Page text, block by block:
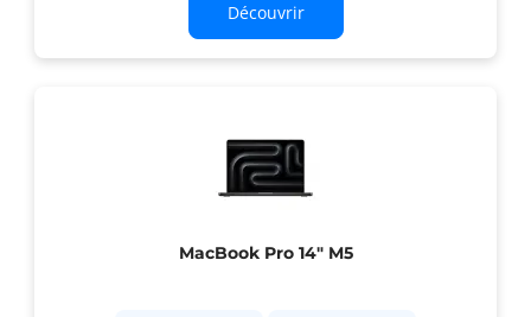
Découvrir
MacBook Pro 14" M5